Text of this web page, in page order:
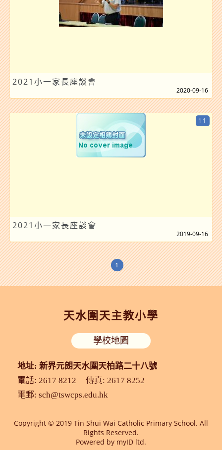
2021小一家長座談會
2020-09-16
2021小一家長座談會
11
2019-09-16
1
天水圍天主教小學
地址: 新界元朗天水圍天柏路二十八號
學校地圖
電話: 2617 8212
傳真: 2617 8252
電郵: sch@tswcps.edu.hk
Copyright © 2019 Tin Shui Wai Catholic Primary School. All
Rights Reserved.
Powered by myID ltd.